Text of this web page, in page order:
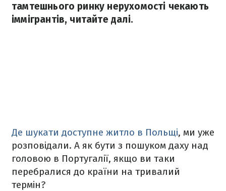
тамтешнього ринку нерухомості чекають
іммігрантів, читайте далі.
Де шукати доступне житло в Польщі, ми уже
розповідали. А як бути з пошуком даху над
головою в Португалії, якщо ви таки
перебралися до країни на тривалий
термін?